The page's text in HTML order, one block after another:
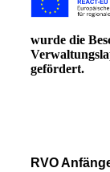
wurde die
gefördert.
RVO